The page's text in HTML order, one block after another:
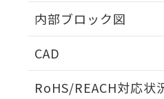
内部ブロック図
CAD
RoHS/REACH対応状